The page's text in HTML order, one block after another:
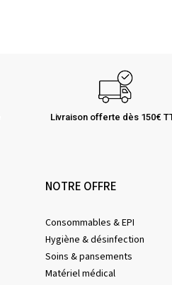
Livraison offerte dès 150€
NOTRE OFFRE
Consommables & EPI
Hygiène & désinfection
Soins & pansements
Matériel médical